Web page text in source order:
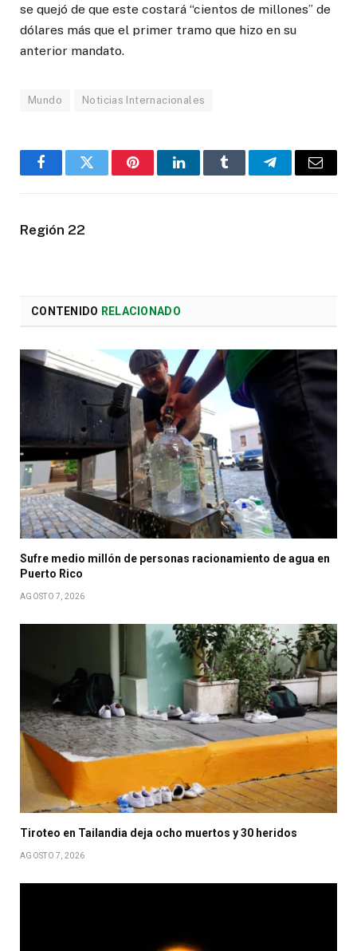
se quejó de que este costará “cientos de millones” de
dólares más que el primer tramo que hizo en su
anterior mandato.
Mundo Noticias Internacionales
FacebookTwitter PinterestLinkedInTumblr TelegramEmail
Región 22
CONTENIDO RELACIONADO
Sufre medio millón de personas racionamiento de agua en
Puerto Rico
AGOSTO 7, 2026
Tiroteo en Tailandia deja ocho muertos y 30 heridos
AGOSTO 7, 2026